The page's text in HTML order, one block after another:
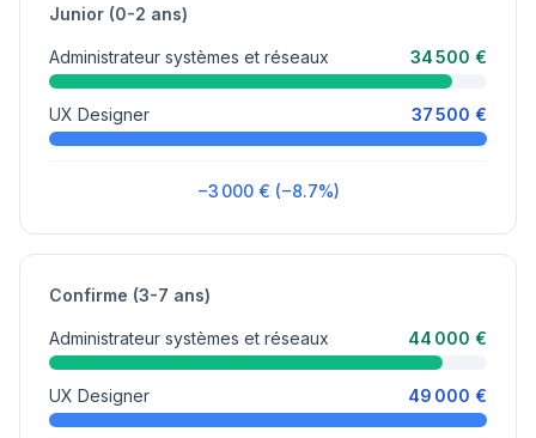
Junior (0-2 ans)
Administrateur systèmes et réseaux 34 500 €
UX Designer 37 500 €
−3 000 € (−8.7%)
Confirme (3-7 ans)
Administrateur systèmes et réseaux 44 000 €
UX Designer 49 000 €